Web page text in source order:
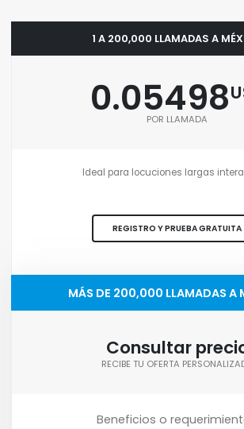
1 A 200,000 LLAMADAS A
0.05498
POR LLAMADA
Ideal para locuciones largas
REGISTRO Y PRUEBA GRATUITA
MÁS DE 200,000 LLAMADAS A
Consultar
RECIBE TU OFERTA
Beneficios o